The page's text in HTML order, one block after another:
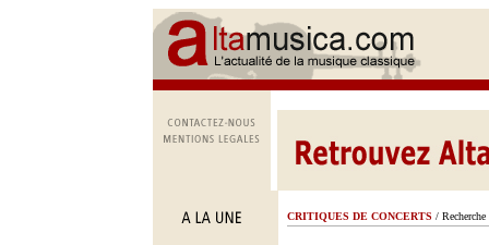
CRITIQUES DE CONCERTS / Recherche